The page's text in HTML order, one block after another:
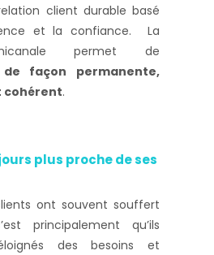
client durable basé
et la confiance. La
permet de
de façon permanente,
cohérent.
plus proche de ses
ont souvent souffert
principalement qu’ils
des besoins et